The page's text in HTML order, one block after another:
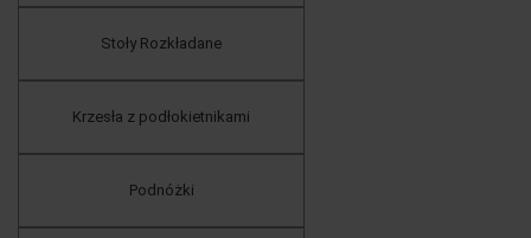
Stoły Rozkładane
Krzesła z podłokietnikami
Podnóżki